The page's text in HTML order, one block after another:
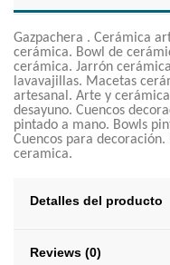
Gazpachera . Cerámica
cerámica. Bowl de
cerámica. Jarrón
lavavajillas. Macetas
artesanal. Arte y
desayuno. Cuencos
pintado a mano. Bowls
Cuencos para
ceramica.
Detalles del producto
Reviews (0)